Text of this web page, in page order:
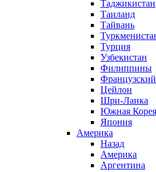
Таджикистан
Таиланд
Тайвань
Турция
Узбекистан
Филиппины
Цейлон
Шри-Ланка
Южная Корея
Япония
Америка
Назад
Америка
Аргентина